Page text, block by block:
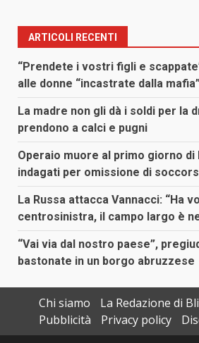
ARTICOLI RECENTI
“Prendete i vostri figli e
alle donne “incastrate dalla
La madre non gli dà i soldi per la
prendono a calci e pugni
Operaio muore al primo giorno di
indagati per omissione di
La Russa attacca Vannacci: “Ha
centrosinistra, il campo largo è
“Vai via dal nostro paese”,
bastonate in un borgo abruzzese
Chi siamo
La Redazione di
Pubblicità
Privacy policy